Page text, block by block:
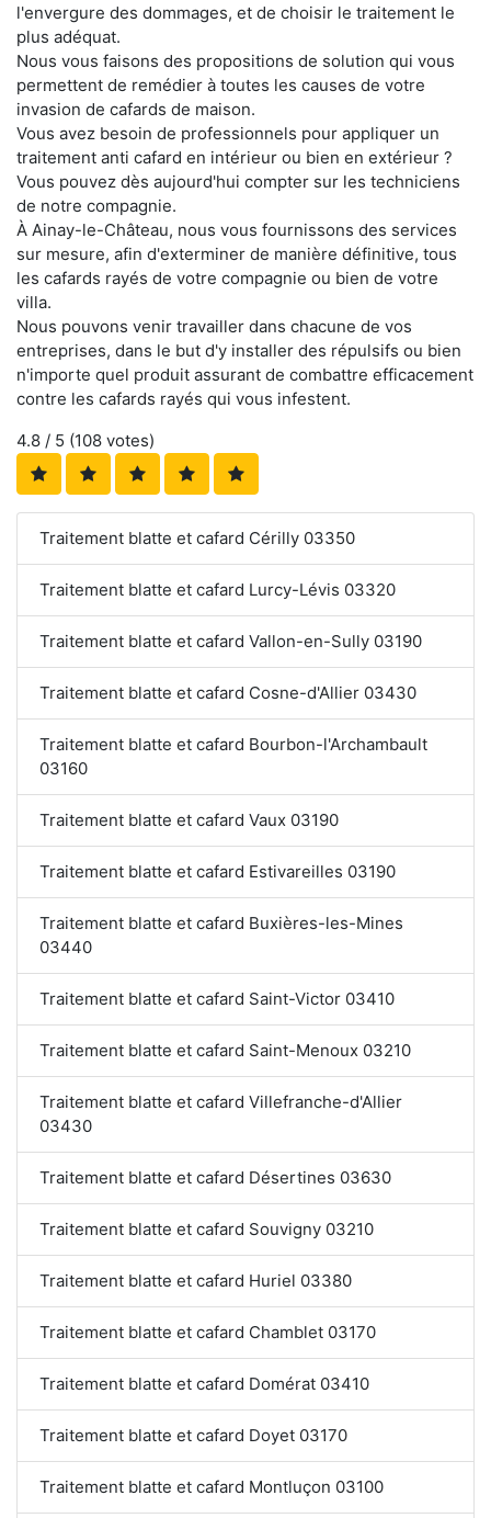
l'envergure des dommages, et de choisir le traitement le
plus adéquat.
Nous vous faisons des propositions de solution qui vous
permettent de remédier à toutes les causes de votre
invasion de cafards de maison.
Vous avez besoin de professionnels pour appliquer un
traitement anti cafard en intérieur ou bien en extérieur ?
Vous pouvez dès aujourd'hui compter sur les techniciens
de notre compagnie.
À Ainay-le-Château, nous vous fournissons des services
sur mesure, afin d'exterminer de manière définitive, tous
les cafards rayés de votre compagnie ou bien de votre
villa.
Nous pouvons venir travailler dans chacune de vos
entreprises, dans le but d'y installer des répulsifs ou bien
n'importe quel produit assurant de combattre efficacement
contre les cafards rayés qui vous infestent.
4.8 / 5 (108 votes)
Traitement blatte et cafard Cérilly 03350
Traitement blatte et cafard Lurcy-Lévis 03320
Traitement blatte et cafard Vallon-en-Sully 03190
Traitement blatte et cafard Cosne-d'Allier 03430
Traitement blatte et cafard Bourbon-l'Archambault
03160
Traitement blatte et cafard Vaux 03190
Traitement blatte et cafard Estivareilles 03190
Traitement blatte et cafard Buxières-les-Mines
03440
Traitement blatte et cafard Saint-Victor 03410
Traitement blatte et cafard Saint-Menoux 03210
Traitement blatte et cafard Villefranche-d'Allier
03430
Traitement blatte et cafard Désertines 03630
Traitement blatte et cafard Souvigny 03210
Traitement blatte et cafard Huriel 03380
Traitement blatte et cafard Chamblet 03170
Traitement blatte et cafard Domérat 03410
Traitement blatte et cafard Doyet 03170
Traitement blatte et cafard Montluçon 03100